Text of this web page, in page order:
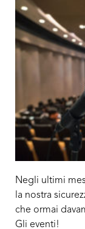
Negli ultimi
la nostra
che ormai
Gli eventi!